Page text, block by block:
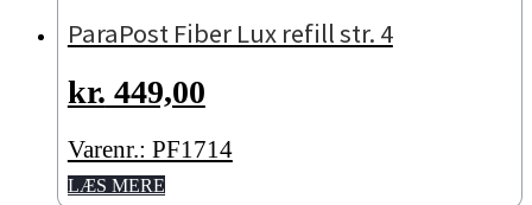
ParaPost Fiber Lux refill str. 4
kr. 449,00
Varenr.: PF1714
LÆS MERE